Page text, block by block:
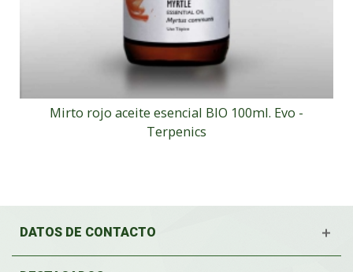
Mirto rojo aceite esencial BIO 100ml. Evo -
Terpenics
DATOS DE CONTACTO